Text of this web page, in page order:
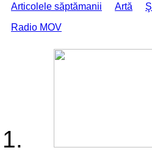
Articolele săptămanii Artă
Radio MOV